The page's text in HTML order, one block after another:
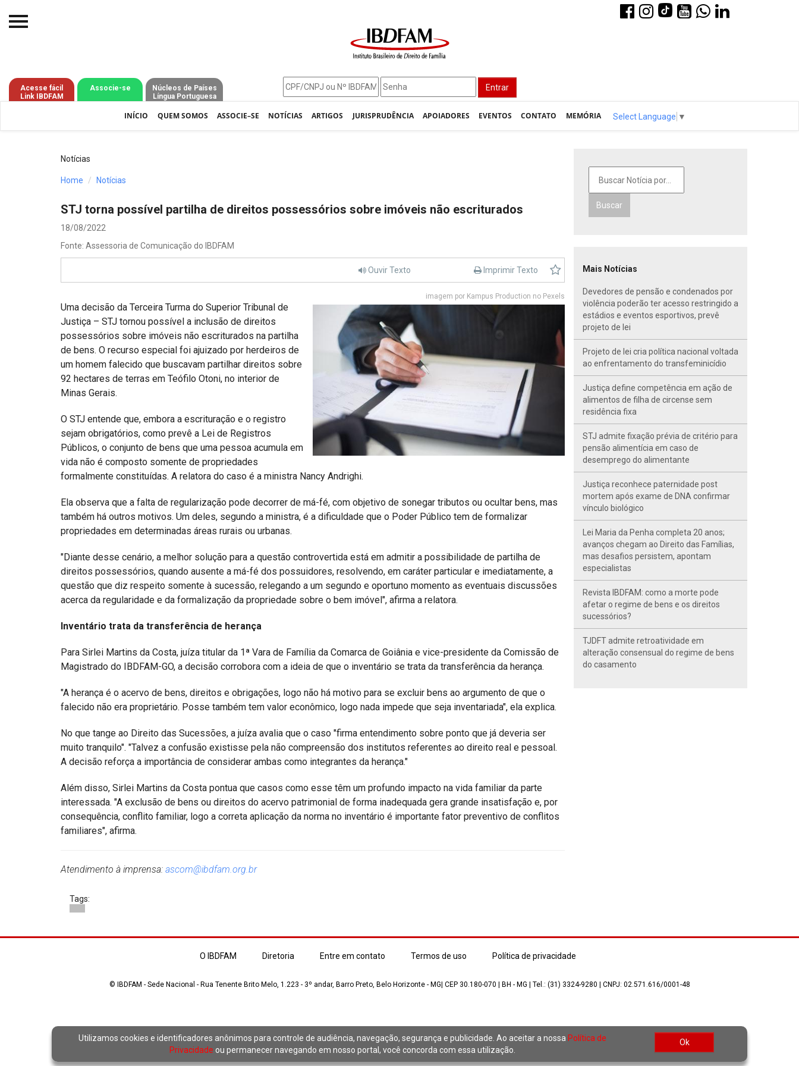
Entrar
Acesse fácil
Link IBDFAM
Associe-se
Núcleos de Países
Língua Portuguesa
INÍCIO QUEM SOMOS ASSOCIE–SE NOTÍCIAS ARTIGOS JURISPRUDÊNCIA APOIADORES EVENTOS CONTATO MEMÓRIA Select Language ▼
O IBDFAM
Notícias
Jurisprudência
Processos - IBDFAM
Alienação Parental
Encontre um Escritório
IBDFAM Educacional
Acessibilidade
Fale Conosco
Notícias
Home Notícias
STJ torna possível partilha de direitos possessórios sobre imóveis não escriturados
18/08/2022
Fonte: Assessoria de Comunicação do IBDFAM
Ouvir Texto Imprimir Texto
imagem por Kampus Production no Pexels
Uma decisão da Terceira Turma do Superior Tribunal de
Justiça – STJ tornou possível a inclusão de direitos
possessórios sobre imóveis não escriturados na partilha
de bens. O recurso especial foi ajuizado por herdeiros de
um homem falecido que buscavam partilhar direitos sobre
92 hectares de terras em Teófilo Otoni, no interior de
Minas Gerais.
O STJ entende que, embora a escrituração e o registro
sejam obrigatórios, como prevê a Lei de Registros
Públicos, o conjunto de bens que uma pessoa acumula em
vida não é composto somente de propriedades
formalmente constituídas. A relatora do caso é a ministra Nancy Andrighi.
Ela observa que a falta de regularização pode decorrer de má-fé, com objetivo de sonegar tributos ou ocultar bens, mas
também há outros motivos. Um deles, segundo a ministra, é a dificuldade que o Poder Público tem de formalizar
propriedades em determinadas áreas rurais ou urbanas.
"Diante desse cenário, a melhor solução para a questão controvertida está em admitir a possibilidade de partilha de
direitos possessórios, quando ausente a má-fé dos possuidores, resolvendo, em caráter particular e imediatamente, a
questão que diz respeito somente à sucessão, relegando a um segundo e oportuno momento as eventuais discussões
acerca da regularidade e da formalização da propriedade sobre o bem imóvel", afirma a relatora.
Inventário trata da transferência de herança
Para Sirlei Martins da Costa, juíza titular da 1ª Vara de Família da Comarca de Goiânia e vice-presidente da Comissão de
Magistrado do IBDFAM-GO, a decisão corrobora com a ideia de que o inventário se trata da transferência da herança.
"A herança é o acervo de bens, direitos e obrigações, logo não há motivo para se excluir bens ao argumento de que o
falecido não era proprietário. Posse também tem valor econômico, logo nada impede que seja inventariada", ela explica.
No que tange ao Direito das Sucessões, a juíza avalia que o caso "firma entendimento sobre ponto que já deveria ser
muito tranquilo". "Talvez a confusão existisse pela não compreensão dos institutos referentes ao direito real e pessoal.
A decisão reforça a importância de considerar ambas como integrantes da herança."
Além disso, Sirlei Martins da Costa pontua que casos como esse têm um profundo impacto na vida familiar da parte
interessada. "A exclusão de bens ou direitos do acervo patrimonial de forma inadequada gera grande insatisfação e, por
consequência, conflito familiar, logo a correta aplicação da norma no inventário é importante fator preventivo de conflitos
familiares", afirma.
Atendimento à imprensa: ascom@ibdfam.org.br
Tags:
Buscar
Mais Notícias
Devedores de pensão e condenados por
violência poderão ter acesso restringido a
estádios e eventos esportivos, prevê
projeto de lei
Projeto de lei cria política nacional voltada
ao enfrentamento do transfeminicídio
Justiça define competência em ação de
alimentos de filha de circense sem
residência fixa
STJ admite fixação prévia de critério para
pensão alimentícia em caso de
desemprego do alimentante
Justiça reconhece paternidade post
mortem após exame de DNA confirmar
vínculo biológico
Lei Maria da Penha completa 20 anos;
avanços chegam ao Direito das Famílias,
mas desafios persistem, apontam
especialistas
Revista IBDFAM: como a morte pode
afetar o regime de bens e os direitos
sucessórios?
TJDFT admite retroatividade em
alteração consensual do regime de bens
do casamento
Utilizamos cookies e identificadores anônimos para controle de audiência, navegação, segurança e publicidade. Ao aceitar a nossa Política de
Privacidade ou permanecer navegando em nosso portal, você concorda com essa utilização.
Ok
O IBDFAM Diretoria Entre em contato Termos de uso Política de privacidade
© IBDFAM - Sede Nacional - Rua Tenente Brito Melo, 1.223 - 3º andar, Barro Preto, Belo Horizonte - MG| CEP 30.180-070 | BH - MG | Tel.: (31) 3324-9280 | CNPJ: 02.571.616/0001-48